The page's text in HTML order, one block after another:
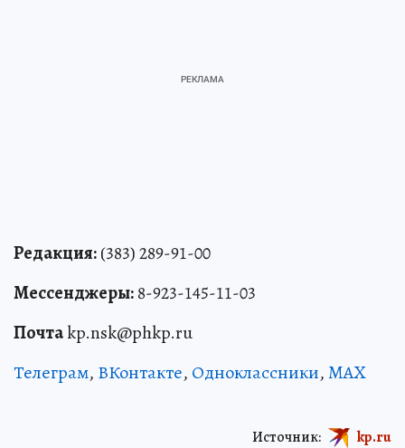
Редакция:(383) 289-91-00
Мессенджеры:8-923-145-11-03
Почтаkp.nsk@phkp.ru
Телеграм, ВКонтакте, Одноклассники,MAX
Источник: kp.ru